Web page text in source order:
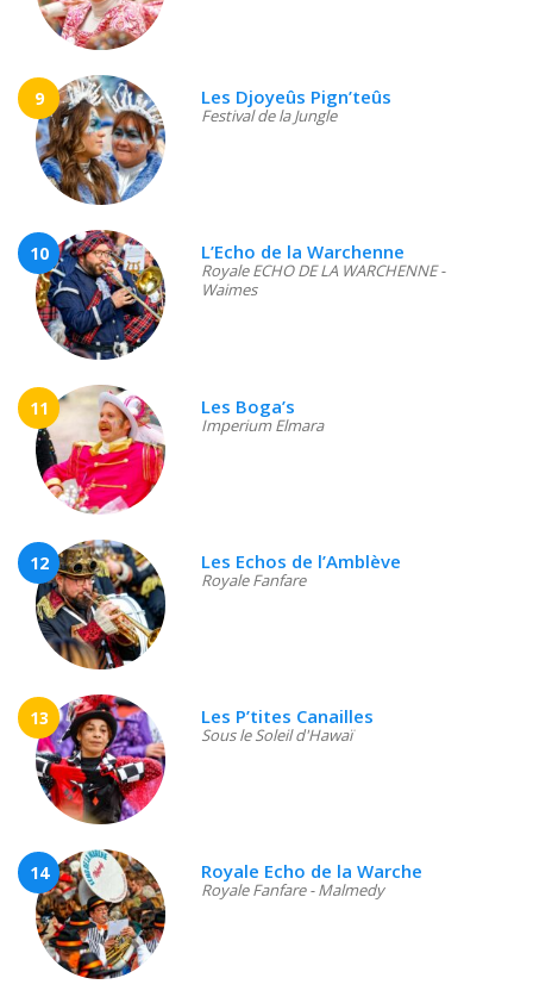
9 Les Djoyeûs Pign’teûs
Festival de la Jungle
10 L’Echo de la Warchenne
Royale ECHO DE LA WARCHENNE -
Waimes
11 Les Boga’s
Imperium Elmara
12 Les Echos de l’Amblève
Royale Fanfare
13 Les P’tites Canailles
Sous le Soleil d'Hawaï
14 Royale Echo de la Warche
Royale Fanfare - Malmedy